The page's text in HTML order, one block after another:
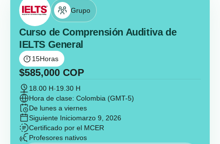
Grupo
Curso de Comprensión Auditiva de
IELTS General
15Horas
$585,000 COP
18.00 H-19.30 H
Hora de clase: Colombia (GMT-5)
De lunes a viernes
Siguiente Iniciomarzo 9, 2026
Certificado por el MCER
Profesores nativos